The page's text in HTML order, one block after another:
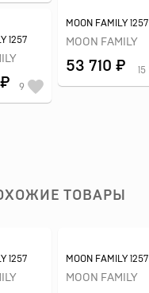
MOON FAMILY 1257
MOON FAMILY
53 710 ₽ 15
1257
9
ТОВАРЫ
1257 MOON FAMILY 1257
MOON FAMILY